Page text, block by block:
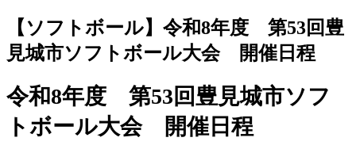
【ソフトボール】令和8年度 第53回豊
見城市ソフトボール大会 開催日程
令和8年度 第53回豊見城市ソフ
トボール大会 開催日程